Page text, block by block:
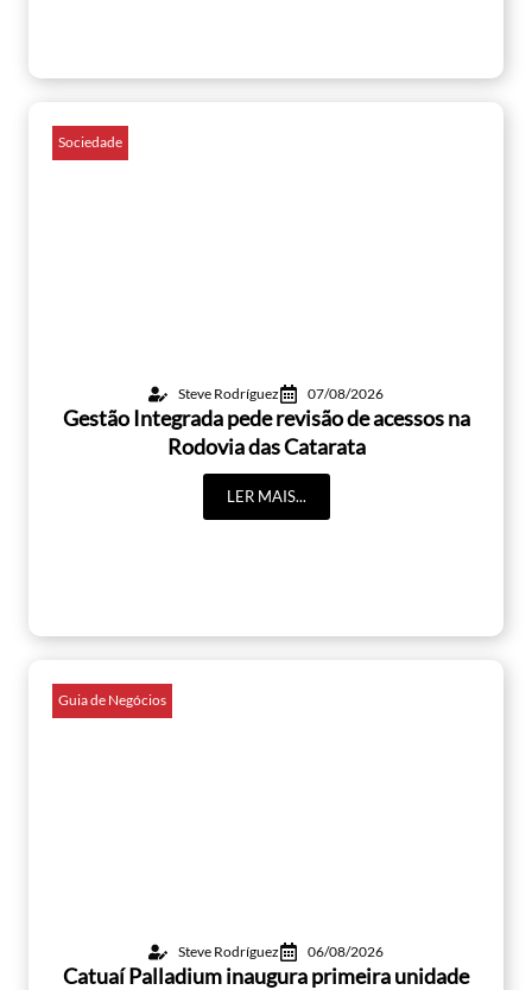
Sociedade
Steve Rodríguez 07/08/2026
Gestão Integrada pede revisão de acessos na
Rodovia das Catarata
LER MAIS...
Guia de Negócios
Steve Rodríguez 06/08/2026
Catuaí Palladium inaugura primeira unidade